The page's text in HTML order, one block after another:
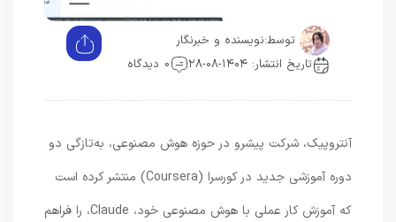
توسط: نویسنده و خبرنگار
تاریخ انتشار: ۱۴۰۴-۰۸-۲۸
0 دیدگاه
آنتروپیک، شرکت پیشرو در حوزه هوش مصنوعی، به‌تازگی دو
دوره آموزشی جدید در کورسرا (Coursera) منتشر کرده است
که آموزش کار عملی با هوش مصنوعی خود، Claude، را فراهم